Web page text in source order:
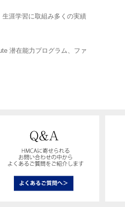
涯学習に取組み多くの実績
潜在能力プログラム、ファ